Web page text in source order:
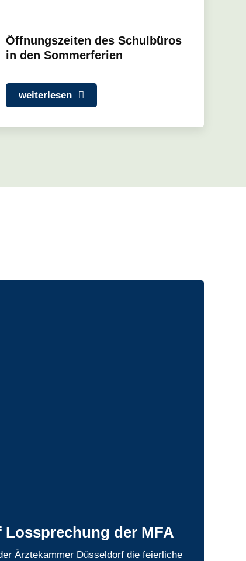
Öffnungszeiten des Schulbüros
in den Sommerferien
weiterlesen
der MFA
Ärztekammer Düsseldorf die feierliche